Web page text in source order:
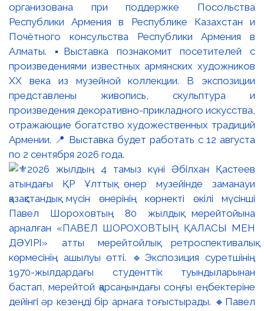
организована при поддержке Посольства
Республики Армения в Республике Казахстан и
Почётного консульства Республики Армения в
Алматы. ▪️Выставка познакомит посетителей с
произведениями известных армянских художников
XX века из музейной коллекции. В экспозиции
представлены живопись, скульптура и
произведения декоративно-прикладного искусства,
отражающие богатство художественных традиций
Армении. 📍 Выставка будет работать с 12 августа
по 2 сентября 2026 года.